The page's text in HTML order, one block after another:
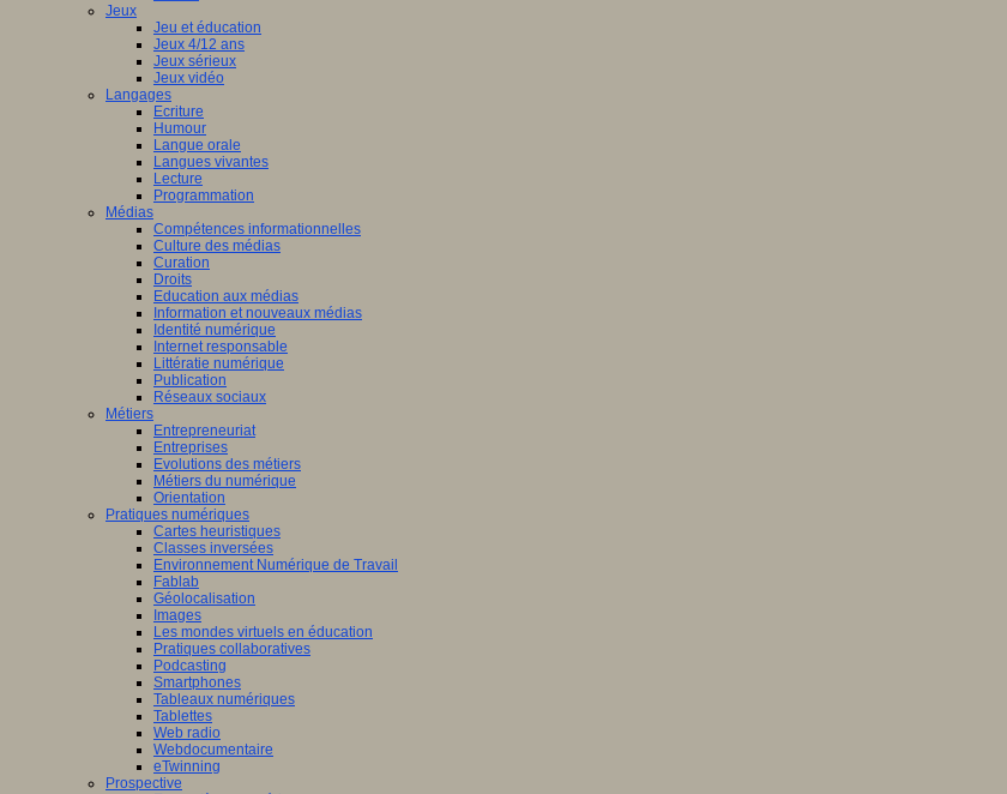
Jeux
Jeu et éducation
Jeux 4/12 ans
Jeux sérieux
Jeux vidéo
Langages
Ecriture
Humour
Langue orale
Langues vivantes
Lecture
Programmation
Médias
Compétences informationnelles
Culture des médias
Curation
Droits
Education aux médias
Information et nouveaux médias
Identité numérique
Internet responsable
Littératie numérique
Publication
Réseaux sociaux
Métiers
Entrepreneuriat
Entreprises
Evolutions des métiers
Métiers du numérique
Orientation
Pratiques numériques
Cartes heuristiques
Classes inversées
Environnement Numérique de Travail
Fablab
Géolocalisation
Images
Les mondes virtuels en éducation
Pratiques collaboratives
Podcasting
Smartphones
Tableaux numériques
Tablettes
Web radio
Webdocumentaire
eTwinning
Prospective